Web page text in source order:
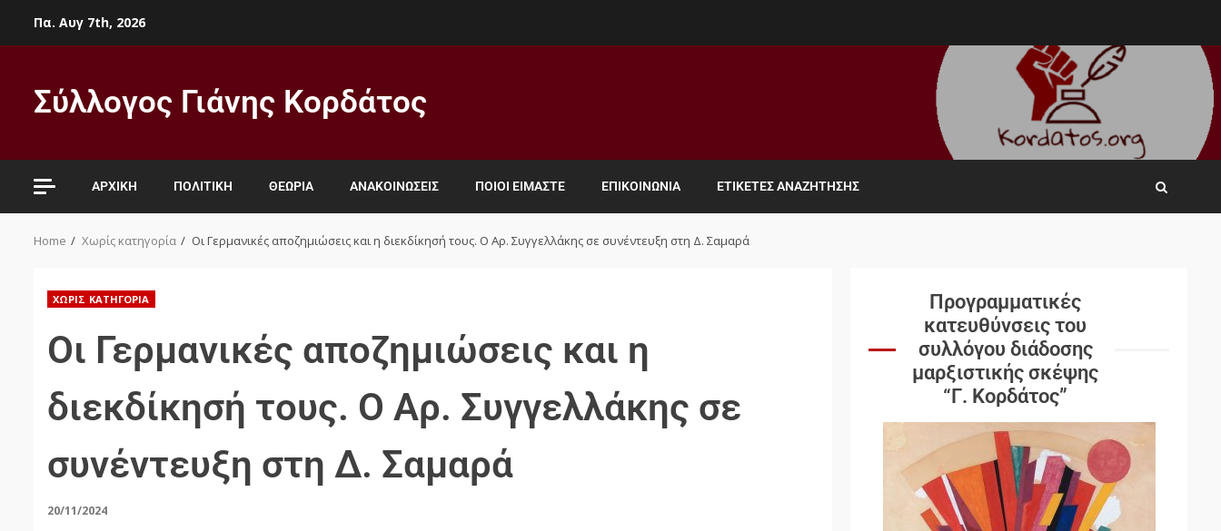
Πα. Αυγ 7th, 2026
Σύλλογος Γιάνης Κορδάτος
ΑΡΧΙΚΉ ΠΟΛΙΤΙΚΉ ΘΕΩΡΊΑ ΑΝΑΚΟΙΝΏΣΕΙΣ ΠΟΙΟΙ ΕΊΜΑΣΤΕ ΕΠΙΚΟΙΝΩΝΊΑ ΕΤΙΚΈΤΕΣ ΑΝΑΖΉΤΗΣΗΣ
Home Χωρίς κατηγορία Οι Γερμανικές αποζημιώσεις και η διεκδίκησή τους. Ο Αρ. Συγγελλάκης σε συνέντευξη στη Δ. Σαμαρά
ΧΩΡΊΣ ΚΑΤΗΓΟΡΊΑ
Οι Γερμανικές αποζημιώσεις και η
διεκδίκησή τους. Ο Αρ. Συγγελλάκης σε
συνέντευξη στη Δ. Σαμαρά
20/11/2024
Προγραμματικές
κατευθύνσεις του
συλλόγου διάδοσης
μαρξιστικής σκέψης
“Γ. Κορδάτος”